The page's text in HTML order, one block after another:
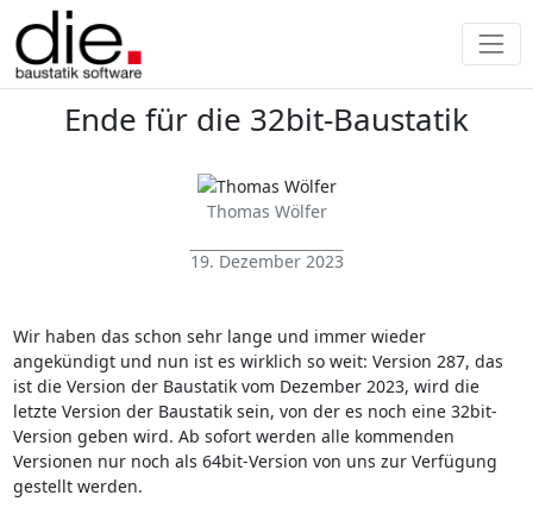
Ende für die 32bit-Baustatik
Thomas Wölfer
19. Dezember 2023
Wir haben das schon sehr lange und immer wieder
angekündigt und nun ist es wirklich so weit: Version 287, das
ist die Version der Baustatik vom Dezember 2023, wird die
letzte Version der Baustatik sein, von der es noch eine 32bit-
Version geben wird. Ab sofort werden alle kommenden
Versionen nur noch als 64bit-Version von uns zur Verfügung
gestellt werden.